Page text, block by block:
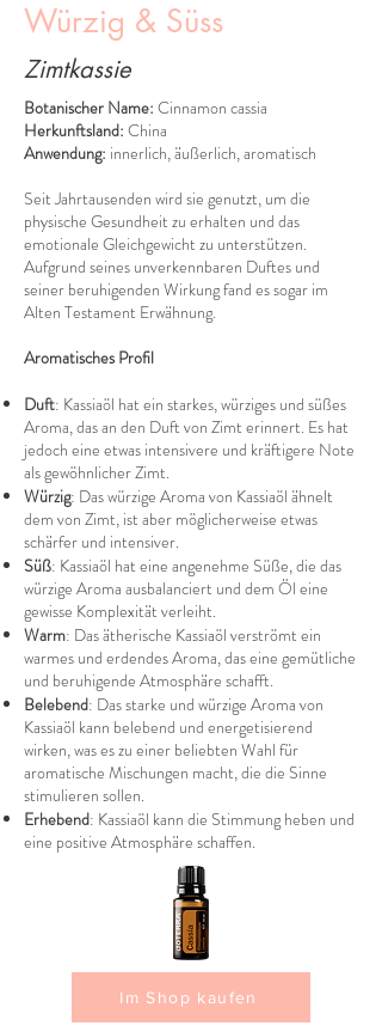
Würzig & Süss
Zimtkassie
Botanischer Name: Cinnamon cassia
Herkunftsland: China
Anwendung: innerlich, äußerlich, aromatisch
Seit Jahrtausenden wird sie genutzt, um die
physische Gesundheit zu erhalten und das
emotionale Gleichgewicht zu unterstützen.
Aufgrund seines unverkennbaren Duftes und
seiner beruhigenden Wirkung fand es sogar im
Alten Testament Erwähnung.
Aromatisches Profil
Duft: Kassiaöl hat ein starkes, würziges und süßes
Aroma, das an den Duft von Zimt erinnert. Es hat
jedoch eine etwas intensivere und kräftigere Note
als gewöhnlicher Zimt.
Würzig: Das würzige Aroma von Kassiaöl ähnelt
dem von Zimt, ist aber möglicherweise etwas
schärfer und intensiver.
Süß: Kassiaöl hat eine angenehme Süße, die das
würzige Aroma ausbalanciert und dem Öl eine
gewisse Komplexität verleiht.
Warm: Das ätherische Kassiaöl verströmt ein
warmes und erdendes Aroma, das eine gemütliche
und beruhigende Atmosphäre schafft.
Belebend: Das starke und würzige Aroma von
Kassiaöl kann belebend und energetisierend
wirken, was es zu einer beliebten Wahl für
aromatische Mischungen macht, die die Sinne
stimulieren sollen.
Erhebend: Kassiaöl kann die Stimmung heben und
eine positive Atmosphäre schaffen.
Im Shop kaufen